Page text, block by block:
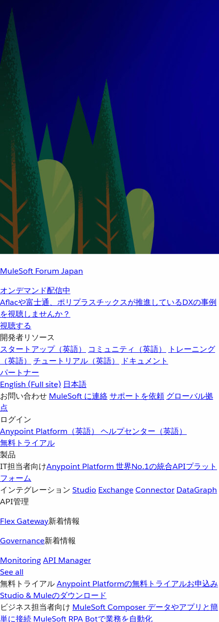
MuleSoft Forum Japan
オンデマンド配信中
Aflacや富士通、ポリプラスチックスが推進しているDXの事例
を視聴しませんか？
視聴する
開発者リソース
スタートアップ（英語）
コミュニティ（英語）
トレーニング
（英語）
チュートリアル（英語）
ドキュメント
パートナー
English (Full site) 日本語
お問い合わせ MuleSoft に連絡サポートを依頼 グローバル拠
点
ログイン
Anypoint Platform（英語） ヘルプセンター（英語）
無料トライアル
製品
IT担当者向けAnypoint Platform 世界No.1の統合APIプラット
フォーム
インテグレーション Studio ExchangeConnector DataGraph
API管理
Flex Gateway新着情報
Governance新着情報
MonitoringAPI Manager
See all
無料トライアルAnypoint Platformの無料トライアルお申込み
Studio & Muleのダウンロード
ビジネス担当者向け MuleSoft Composer データやアプリと簡
単に接続 MuleSoft RPA Botで業務を自動化